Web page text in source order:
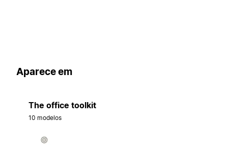
Aparece em
The office toolkit
10 modelos